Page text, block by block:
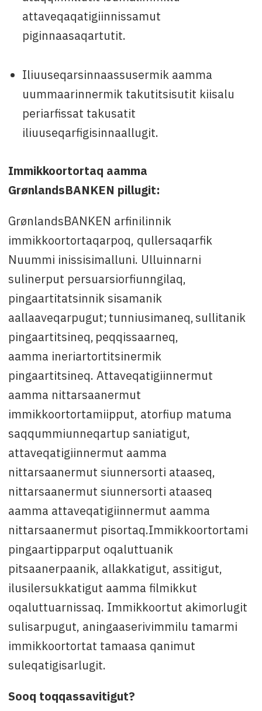
attaveqaqatigiinnissamut
piginnaasaqartutit.
Iliuuseqarsinnaassusermik aamma
uummaarinnermik takutitsisutit kiisalu
periarfissat takusatit
iliuuseqarfigisinnaallugit.
Immikkoortortaq aamma
GrønlandsBANKEN pillugit:
GrønlandsBANKEN arfinilinnik
immikkoortortaqarpoq, qullersaqarfik
Nuummi inissisimalluni. Ulluinnarni
sulinerput persuarsiorfiunngilaq,
pingaartitatsinnik sisamanik
aallaaveqarpugut; tunniusimaneq, sullitanik
pingaartitsineq, peqqissaarneq,
aamma ineriartortitsinermik
pingaartitsineq. Attaveqatigiinnermut
aamma nittarsaanermut
immikkoortortamiipput, atorfiup matuma
saqqummiunneqartup saniatigut,
attaveqatigiinnermut aamma
nittarsaanermut siunnersorti ataaseq,
nittarsaanermut siunnersorti ataaseq
aamma attaveqatigiinnermut aamma
nittarsaanermut pisortaq.Immikkoortortami
pingaartipparput oqaluttuanik
pitsaanerpaanik, allakkatigut, assitigut,
ilusilersukkatigut aamma filmikkut
oqaluttuarnissaq. Immikkoortut akimorlugit
sulisarpugut, aningaaserivimmilu tamarmi
immikkoortortat tamaasa qanimut
suleqatigisarlugit.
Sooq toqqassavitigut?